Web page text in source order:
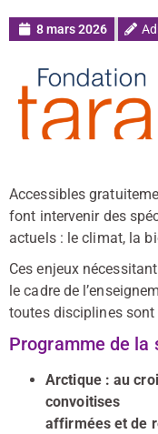
8 mars 2026
Accessibles
font intervenir des
actuels : le climat, la
Ces enjeux
le cadre de
toutes disciplines
Programme de la
Arctique : au
convoitises
affirmées et de